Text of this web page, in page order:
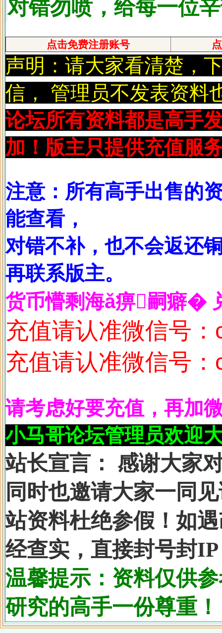
对错勿喷，给每一位
点击免费注册账号
声明：请大家看清楚，
信， 管理员不发表资料
论坛所有资料都是高手
加！版主只提供充值服
注意：所有高手出售的
能查看，
对错不补，也不会返还
再联系版主。
货币懵剩海ǎ痹嗣癖�
充值请认准微信号
充值请认准微信号
请考虑好要充值，再加
小马哥论坛管理员欢迎
站长宣言： 感谢大家
同时也邀请大家一同
站资料杜绝参假！如
经查实，直接封号封
温馨提示：资料仅供
研究的高手一份尊重！